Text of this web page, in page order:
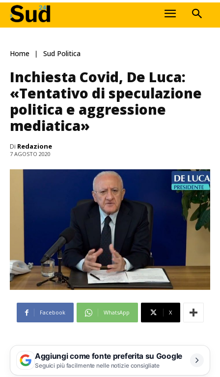
Home Sud Politica
Inchiesta Covid, De Luca:
«Tentativo di speculazione
politica e aggressione
mediatica»
Di Redazione
7 AGOSTO 2020
Facebook WhatsApp X
Aggiungi come fonte preferita su Google
Seguici più facilmente nelle notizie consigliate